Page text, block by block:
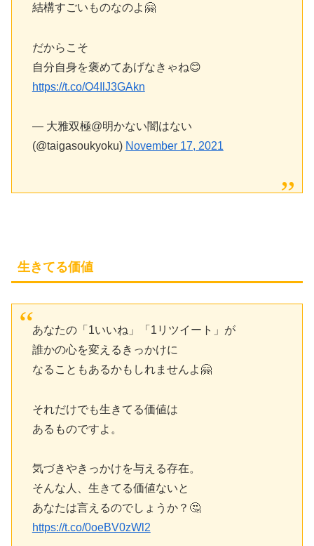
結構すごいものなのよ🤗
だからこそ
自分自身を褒めてあげなきゃね😊
https://t.co/O4IlJ3GAkn
— 大雅双極@明かない闇はない
(@taigasoukyoku) November 17, 2021
生きてる価値
あなたの「1いいね」「1リツイート」が
誰かの心を変えるきっかけに
なることもあるかもしれませんよ🤗
それだけでも生きてる価値は
あるものですよ。
気づきやきっかけを与える存在。
そんな人、生きてる価値ないと
あなたは言えるのでしょうか？🤔
https://t.co/0oeBV0zWl2